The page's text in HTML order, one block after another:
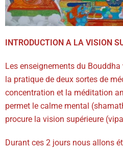
INTRODUCTION A LA VISION
Les enseignements du Bouddha
la pratique de deux sortes de
concentration et la méditation
permet le calme mental
procure la vision supérieure
Durant ces 2 jours nous allons